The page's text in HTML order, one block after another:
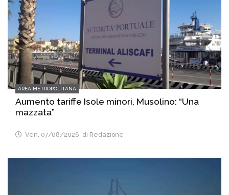
AREA METROPOLITANA
Aumento tariffe Isole minori, Musolino: “Una
mazzata”
Ven, 07/08/2026 di Redazione